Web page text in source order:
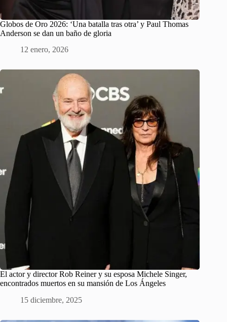
Globos de Oro 2026: ‘Una batalla tras otra’ y Paul Thomas
Anderson se dan un baño de gloria
12 enero, 2026
El actor y director Rob Reiner y su esposa Michele Singer,
encontrados muertos en su mansión de Los Ángeles
15 diciembre, 2025